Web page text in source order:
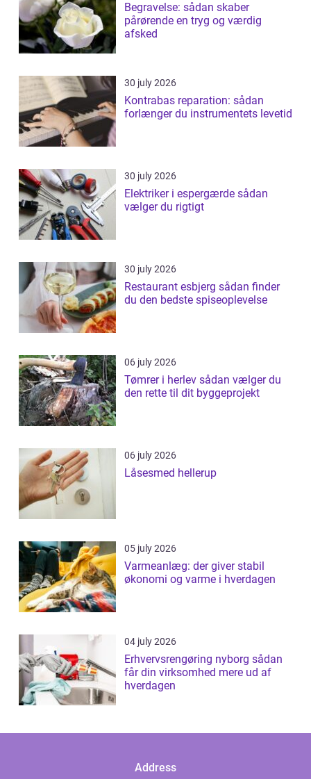
Begravelse: sådan skaber
pårørende en tryg og værdig
afsked
30 july 2026
Kontrabas reparation: sådan
forlænger du instrumentets levetid
30 july 2026
Elektriker i espergærde sådan
vælger du rigtigt
30 july 2026
Restaurant esbjerg sådan finder
du den bedste spiseoplevelse
06 july 2026
Tømrer i herlev sådan vælger du
den rette til dit byggeprojekt
06 july 2026
Låsesmed hellerup
05 july 2026
Varmeanlæg: der giver stabil
økonomi og varme i hverdagen
04 july 2026
Erhvervsrengøring nyborg sådan
får din virksomhed mere ud af
hverdagen
Address